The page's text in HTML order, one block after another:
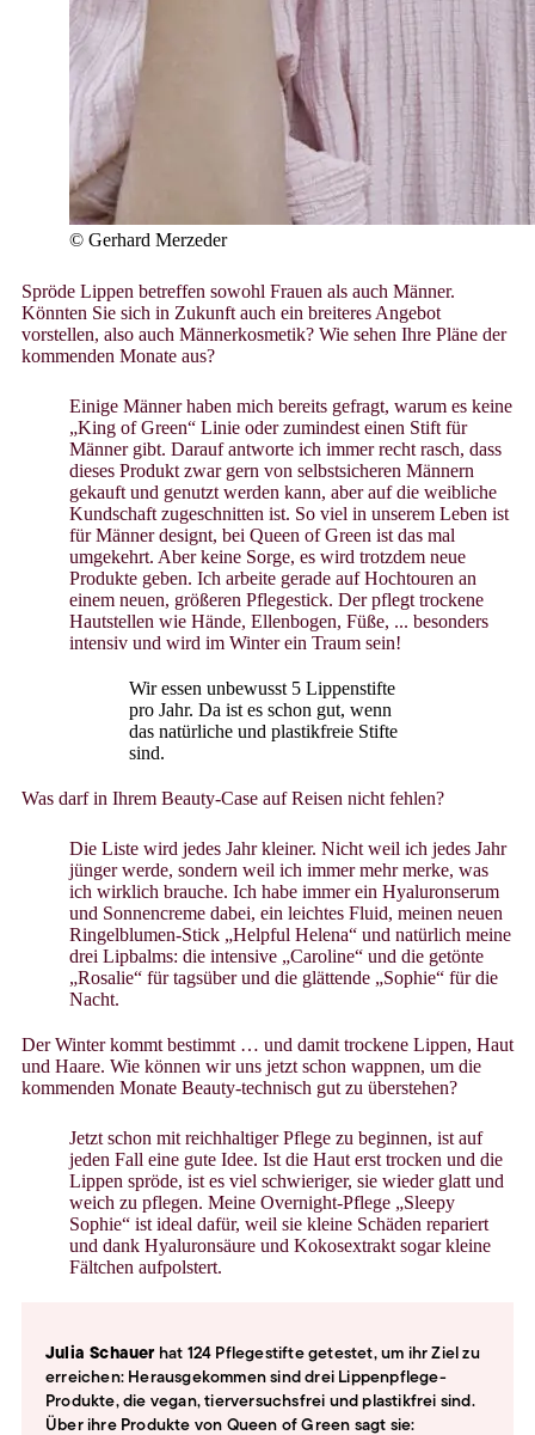
© Gerhard Merzeder
Spröde Lippen betreffen sowohl Frauen als auch Männer.
Könnten Sie sich in Zukunft auch ein breiteres Angebot
vorstellen, also auch Männerkosmetik? Wie sehen Ihre Pläne der
kommenden Monate aus?
Einige Männer haben mich bereits gefragt, warum es keine
„King of Green“ Linie oder zumindest einen Stift für
Männer gibt. Darauf antworte ich immer recht rasch, dass
dieses Produkt zwar gern von selbstsicheren Männern
gekauft und genutzt werden kann, aber auf die weibliche
Kundschaft zugeschnitten ist. So viel in unserem Leben ist
für Männer designt, bei Queen of Green ist das mal
umgekehrt. Aber keine Sorge, es wird trotzdem neue
Produkte geben. Ich arbeite gerade auf Hochtouren an
einem neuen, größeren Pflegestick. Der pflegt trockene
Hautstellen wie Hände, Ellenbogen, Füße, ... besonders
intensiv und wird im Winter ein Traum sein!
Wir essen unbewusst 5 Lippenstifte
pro Jahr. Da ist es schon gut, wenn
das natürliche und plastikfreie Stifte
sind.
Was darf in Ihrem Beauty-Case auf Reisen nicht fehlen?
Die Liste wird jedes Jahr kleiner. Nicht weil ich jedes Jahr
jünger werde, sondern weil ich immer mehr merke, was
ich wirklich brauche. Ich habe immer ein Hyaluronserum
und Sonnencreme dabei, ein leichtes Fluid, meinen neuen
Ringelblumen-Stick „Helpful Helena“ und natürlich meine
drei Lipbalms: die intensive „Caroline“ und die getönte
„Rosalie“ für tagsüber und die glättende „Sophie“ für die
Nacht.
Der Winter kommt bestimmt … und damit trockene Lippen, Haut
und Haare. Wie können wir uns jetzt schon wappnen, um die
kommenden Monate Beauty-technisch gut zu überstehen?
Jetzt schon mit reichhaltiger Pflege zu beginnen, ist auf
jeden Fall eine gute Idee. Ist die Haut erst trocken und die
Lippen spröde, ist es viel schwieriger, sie wieder glatt und
weich zu pflegen. Meine Overnight-Pflege „Sleepy
Sophie“ ist ideal dafür, weil sie kleine Schäden repariert
und dank Hyaluronsäure und Kokosextrakt sogar kleine
Fältchen aufpolstert.
Julia Schauerhat 124 Pflegestifte getestet, um ihr Ziel zu
erreichen: Herausgekommen sind drei Lippenpflege-
Produkte, die vegan, tierversuchsfrei und plastikfrei sind.
Über ihre Produkte von Queen of Green sagt sie: